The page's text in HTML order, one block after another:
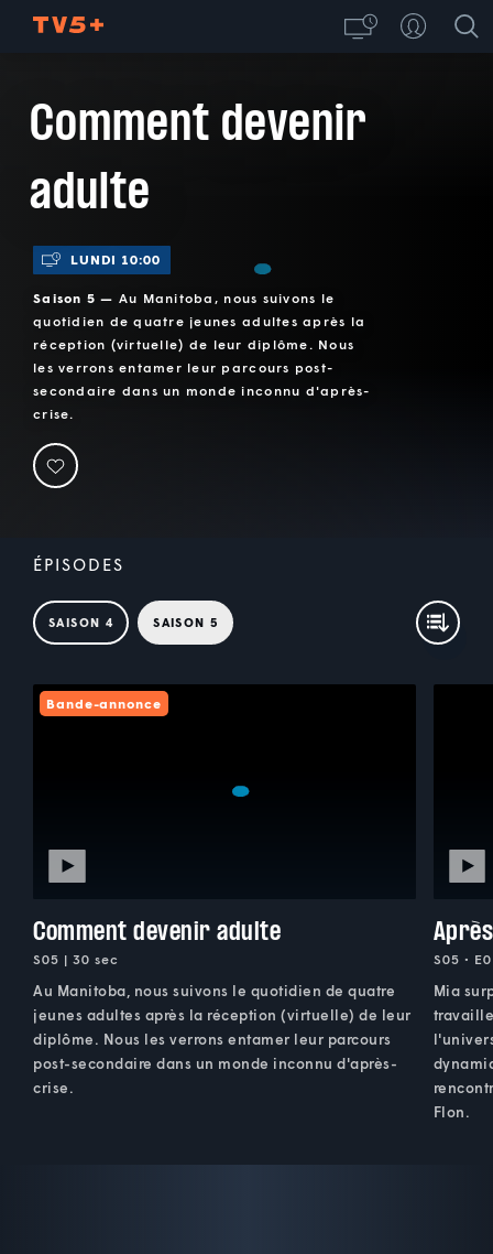
Comment devenir
adulte
LUNDI 10:00
Saison 5 — Au Manitoba, nous suivons le
quotidien de quatre jeunes adultes après la
réception (virtuelle) de leur diplôme. Nous
les verrons entamer leur parcours post-
secondaire dans un monde inconnu d'après-
crise.
ÉPISODES
SAISON 4 SAISON 5
Bande-annonce
Comment devenir adulte
S05 | 30 sec
Au Manitoba, nous suivons le quotidien de quatre
jeunes adultes après la réception (virtuelle) de leur
diplôme. Nous les verrons entamer leur parcours
post-secondaire dans un monde inconnu d'après-
crise.
S05 •
Mia
Flon.